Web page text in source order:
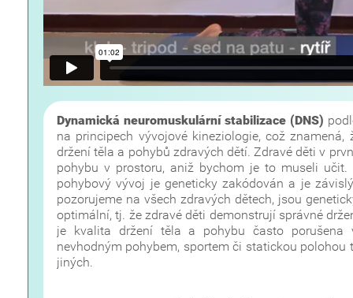
Dynamická neuromuskulární stabilizace (DNS)
na principech vývojové kineziologie, což
držení těla a pohybů zdravých dětí. Zdravé děti v
pohybu v prostoru, aniž bychom je to museli
pohybový vývoj je geneticky zakódován a je
pozorujeme na všech zdravých dětech, jsou
optimální, tj. že zdravé děti demonstrují správné
je kvalita držení těla a pohybu často porušena
nevhodným pohybem, sportem či statickou
jiných.